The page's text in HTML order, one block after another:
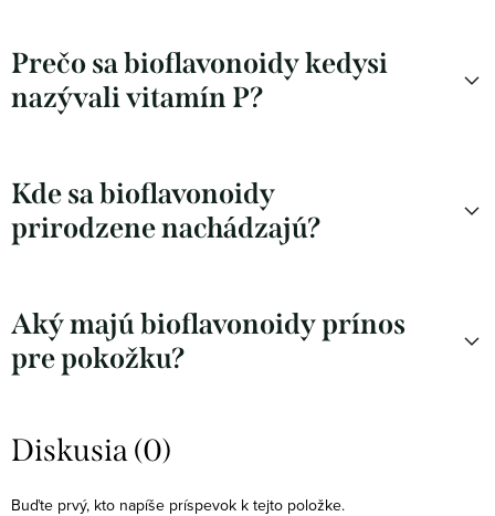
Prečo sa bioflavonoidy kedysi
nazývali vitamín P?
Kde sa bioflavonoidy
prirodzene nachádzajú?
Aký majú bioflavonoidy prínos
pre pokožku?
Diskusia (0)
Buďte prvý, kto napíše príspevok k tejto položke.